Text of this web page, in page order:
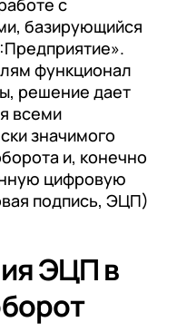
с
базирующийся
функционал
решение дает
всеми
значимого
и, конечно
цифровую
подпись, ЭЦП)
ЭЦП в
1С:CRM или
(СЭД)